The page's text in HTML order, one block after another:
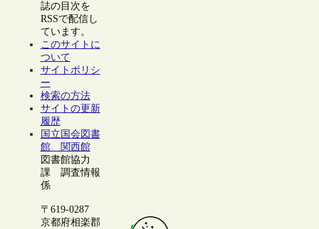
誌の目次を
RSSで配信し
ています。
このサイトに
ついて
サイトポリシ
ー
検索の方法
サイトの更新
履歴
国立国会図書
館 関西館
図書館協力
課 調査情報
係
〒619-0287
京都府相楽郡